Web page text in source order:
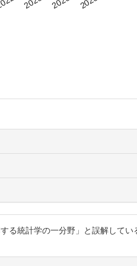
る統計学の一分野」と誤解してい